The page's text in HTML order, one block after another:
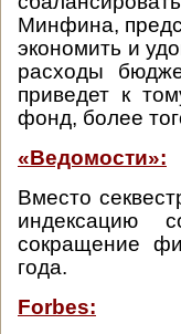
Минфина,
экономить и
расходы
приведет к
фонд, более
«Ведомости»:
Вместо
индексацию
сокращение
года.
Forbes: